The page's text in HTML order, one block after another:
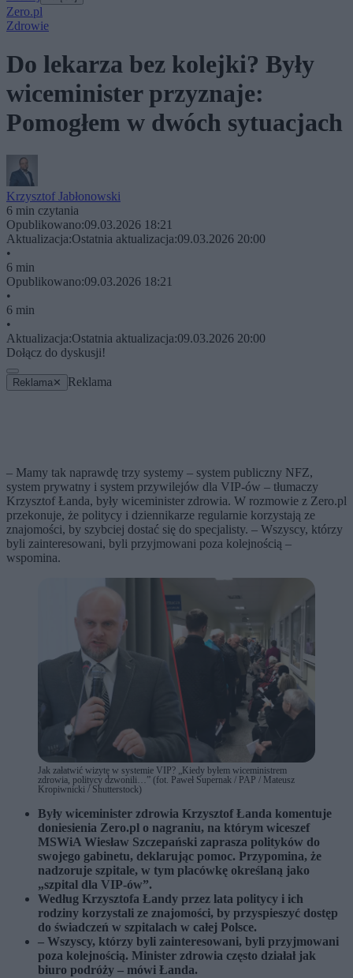
Zero.pl
Zdrowie
Do lekarza bez kolejki? Były
wiceminister przyznaje:
Pomogłem w dwóch sytuacjach
Krzysztof Jabłonowski
6 min czytania
Opublikowano:09.03.2026 18:21
Aktualizacja:Ostatnia aktualizacja:09.03.2026 20:00
•
6 min
Opublikowano:09.03.2026 18:21
•
6 min
•
Aktualizacja:Ostatnia aktualizacja:09.03.2026 20:00
Dołącz do dyskusji!
Reklama ✕ Reklama
– Mamy tak naprawdę trzy systemy – system publiczny NFZ,
system prywatny i system przywilejów dla VIP-ów – tłumaczy
Krzysztof Łanda, były wiceminister zdrowia. W rozmowie z Zero.pl
przekonuje, że politycy i dziennikarze regularnie korzystają ze
znajomości, by szybciej dostać się do specjalisty. – Wszyscy, którzy
byli zainteresowani, byli przyjmowani poza kolejnością –
wspomina.
Jak załatwić wizytę w systemie VIP? „Kiedy byłem wiceministrem
zdrowia, politycy dzwonili…” (fot. Paweł Supernak / PAP / Mateusz
Kropiwnicki / Shutterstock)
Były wiceminister zdrowia Krzysztof Łanda komentuje
doniesienia Zero.pl o nagraniu, na którym wiceszef
MSWiA Wiesław Szczepański zaprasza polityków do
swojego gabinetu, deklarując pomoc. Przypomina, że
nadzoruje szpitale, w tym placówkę określaną jako
„szpital dla VIP-ów”.
Według Krzysztofa Łandy przez lata politycy i ich
rodziny korzystali ze znajomości, by przyspieszyć dostęp
do świadczeń w szpitalach w całej Polsce.
– Wszyscy, którzy byli zainteresowani, byli przyjmowani
poza kolejnością. Minister zdrowia często działał jak
biuro podróży – mówi Łanda.